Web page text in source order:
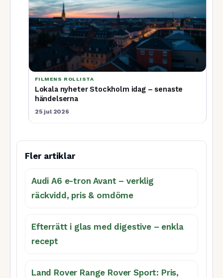
FILMENS ROLLISTA
Lokala nyheter Stockholm idag – senaste
händelserna
25 jul 2026
Fler artiklar
Audi A6 e-tron Avant – verklig
räckvidd, pris & omdöme
Efterrätt i glas med digestive – enkla
recept
Land Rover Range Rover Sport: Pris,